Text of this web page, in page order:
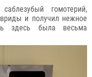
гомотерий,
и получил нежное
здесь была весьма